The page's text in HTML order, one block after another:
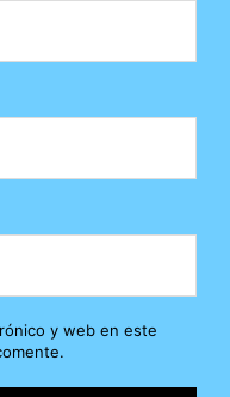
y web en este